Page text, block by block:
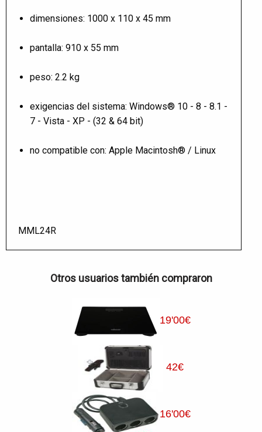
dimensiones: 1000 x 110 x 45 mm
pantalla: 910 x 55 mm
peso: 2.2 kg
exigencias del sistema: Windows® 10 - 8 - 8.1 -
7 - Vista - XP - (32 & 64 bit)
no compatible con: Apple Macintosh® / Linux
MML24R
Otros usuarios también compraron
19'00€
42€
16'00€